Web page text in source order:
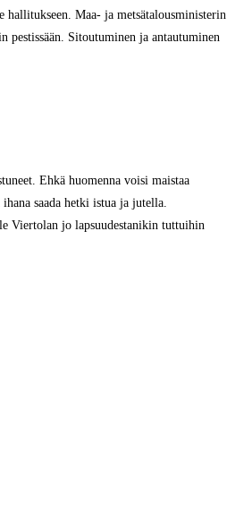
Maa- ja metsätalousministerin
Sitoutuminen ja antautuminen
Ehkä huomenna voisi maistaa
saada hetki istua ja jutella.
Viertolan jo lapsuudestanikin tuttuihin